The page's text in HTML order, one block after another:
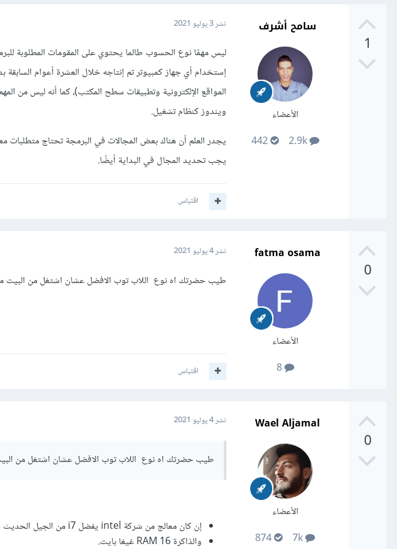
1
سامح أشرف
الأعضاء
2.9k
442
نشر3 يوليو 2021
ليس مهمًا نوع الحسوب طالما يحتوي على المقومات المطلوبة
إستخدام أي جهاز كمبيوتر تم إنتاجه خلال العشرة أعوام
المواقع الإلكترونية وتطبيقات سطح المكتب)، كما أنه ليس من
ويندوز كنظام تشغيل.
يجدر العلم أن هناك بعض المجالات في البرمجة تحتاج متطلبات
يجب تحديد المجال في البداية أيضًا.
اقتباس
0
fatma osama
الأعضاء
8
نشر4 يوليو 2021
طيب حضرتك اه نوع اللاب توب الافضل عشان اشتغل من البيت
اقتباس
0
Wael Aljamal
الأعضاء
نشر4 يوليو 2021
طيب حضرتك اه نوع اللاب توب الافضل عشان اشتغل من
إن كان معالج من شركة intel يفضل i7 من الجيل الحديث 8th gen وأعلى ..
والذاكرة RAM 16 غيغا بايت.